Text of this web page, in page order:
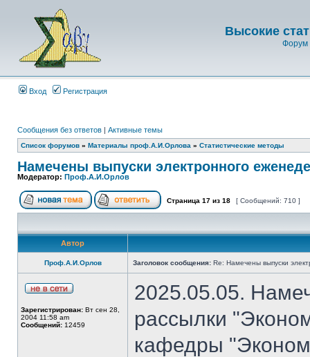
Высокие
Форум
Вход Регистрация
Сообщения без ответов | Активные темы
Список форумов » Материалы проф.А.И.Орлова » Статистические методы
Намечены выпуски электронного
Модератор: Проф.А.И.Орлов
Страница 17 из 18 [ Сообщений: 710 ]
Автор
Проф.А.И.Орлов Заголовок сообщения: Re: Намечены выпуски
Зарегистрирован: Вт сен 28,
2004 11:58 am
Сообщений: 12459
2025.05.05.
рассылки
кафедры